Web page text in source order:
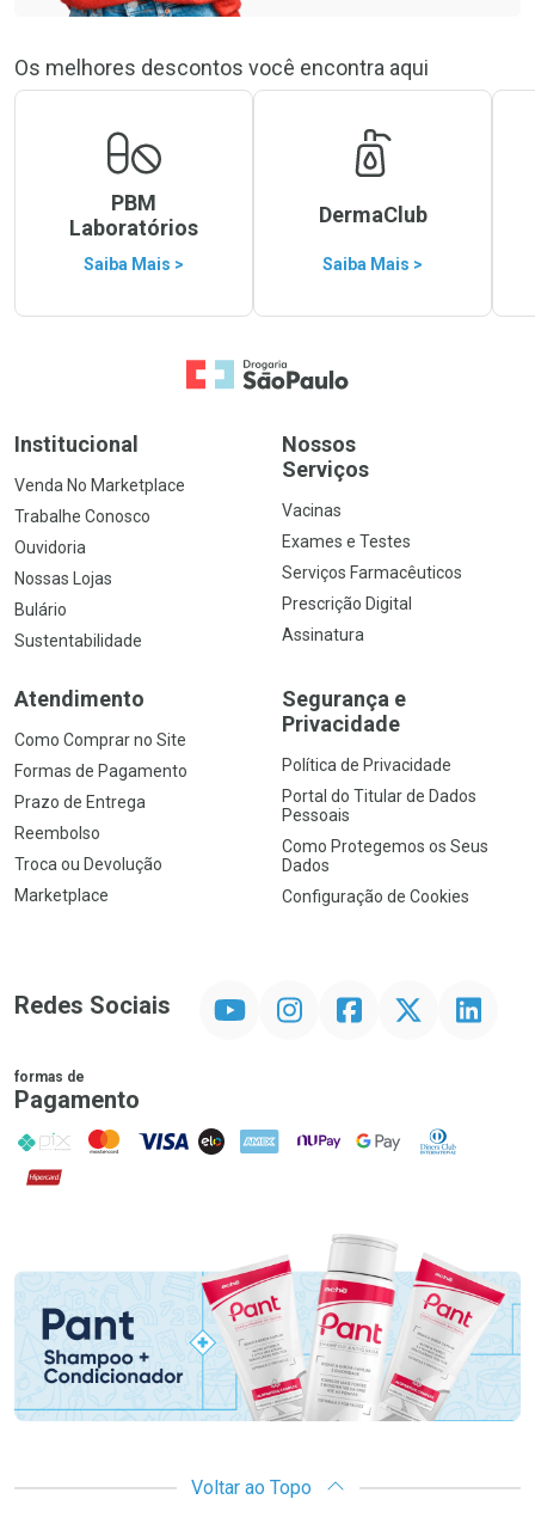
Os melhores descontos você encontra aqui
PBM
Laboratórios
Saiba Mais >
DermaClub
Saiba Mais >
Ir para a Home
Institucional
Venda No Marketplace
Trabalhe Conosco
Ouvidoria
Nossas Lojas
Bulário
Sustentabilidade
Nossos
Serviços
Vacinas
Exames e Testes
Serviços Farmacêuticos
Prescrição Digital
Assinatura
Atendimento
Como Comprar no Site
Formas de Pagamento
Prazo de Entrega
Reembolso
Troca ou Devolução
Marketplace
Segurança e
Privacidade
Política de Privacidade
Portal do Titular de Dados
Pessoais
Como Protegemos os Seus
Dados
Configuração de Cookies
Redes Sociais InstagramFacebookTwitter Linkedin
formas de
Pagamento
PIX MasterCard
VISA ELO AMEX NuPay Google PayDiners Club
Hipercard
Voltar ao Topo